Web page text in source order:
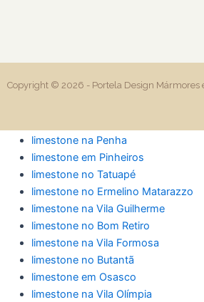
Copyright © 2026 - Portela Design Mármores
limestone na Penha
limestone em Pinheiros
limestone no Tatuapé
limestone no Ermelino Matarazzo
limestone na Vila Guilherme
limestone no Bom Retiro
limestone na Vila Formosa
limestone no Butantã
limestone em Osasco
limestone na Vila Olímpia